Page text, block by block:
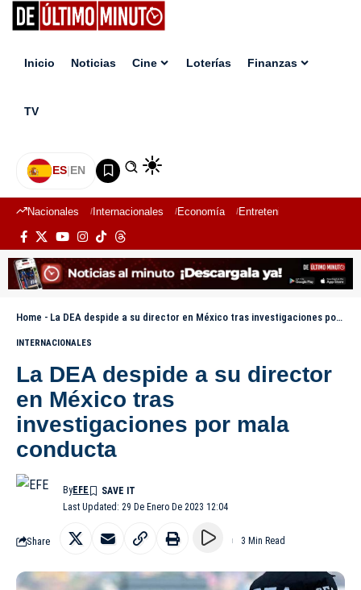
Inicio Noticias Cine Loterías Finanzas
TV
ES|EN
Nacionales Internacionales Economía Entretenimiento
Home - La DEA despide a su director en México tras investigaciones por mala conducta
INTERNACIONALES
La DEA despide a su director
en México tras
investigaciones por mala
conducta
Last Updated: 29 De Enero De 2023 12:04
ByEFE
Share 3 Min Read